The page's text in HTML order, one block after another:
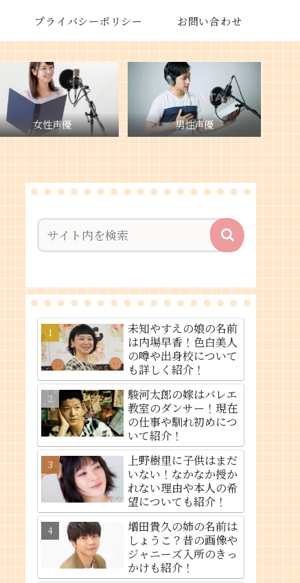
プライバシーポリシー お問い合わせ
女性声優 男性声優
未知やすえの娘の名前
は内場早香！色白美人
の噂や出身校について
も詳しく紹介！
駿河太郎の嫁はバレエ
教室のダンサー！現在
の仕事や馴れ初めにつ
いて紹介！
上野樹里に子供はまだ
いない！なかなか授か
れない理由や本人の希
望についても紹介！
増田貴久の姉の名前は
しょうこ？昔の画像や
ジャニーズ入所のきっ
かけも紹介！